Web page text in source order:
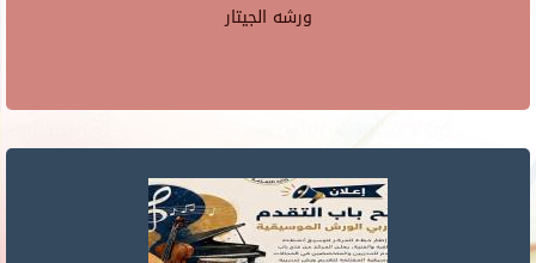
ورشه الجيتار